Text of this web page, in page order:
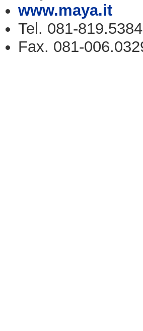
www.maya.it
Tel. 081-819.5384
Fax. 081-